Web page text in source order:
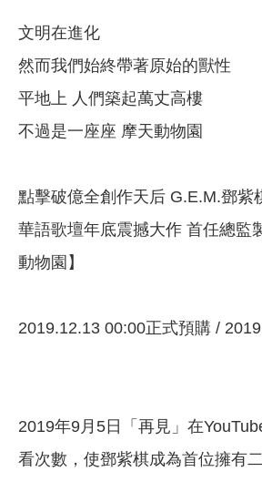
文明在進化
然而我們始終帶著原始的獸性
平地上 人們築起萬丈高樓
不過是一座座 摩天動物園
點擊破億全創作天后 G.E.M.鄧紫
華語歌壇年底震撼大作 首任總監
動物園】
2019.12.13 00:00正式預購 /
2019年9月5日「再見」在
看次數，使鄧紫棋成為首位擁有